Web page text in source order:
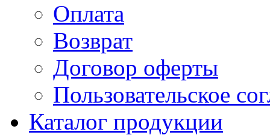
Оплата
Возврат
Договор оферты
Пользовательское
Каталог продукции